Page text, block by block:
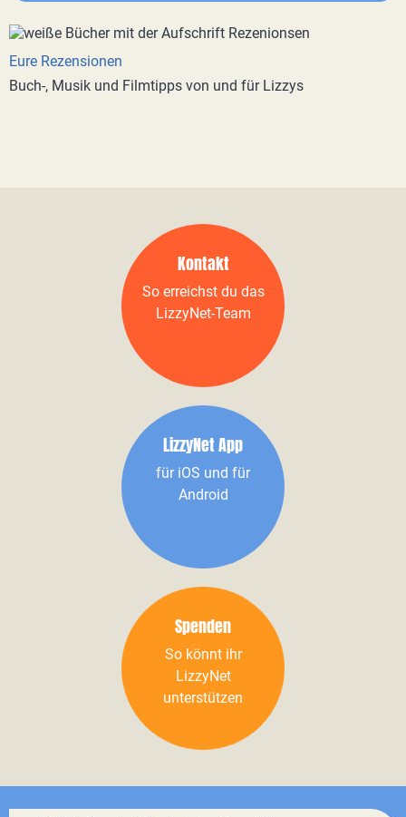
Eure Rezensionen
Buch-, Musik und Filmtipps von und für Lizzys
Kontakt
So erreichst du das
LizzyNet-Team
LizzyNet App
für iOS und für
Android
Spenden
So könnt ihr
LizzyNet
unterstützen